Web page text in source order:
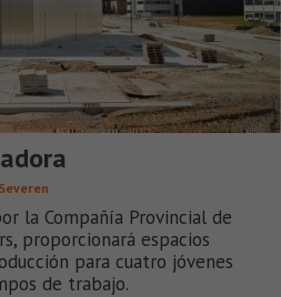
la Compañía Provincial de
proporcionará espacios
para cuatro jóvenes
de trabajo.